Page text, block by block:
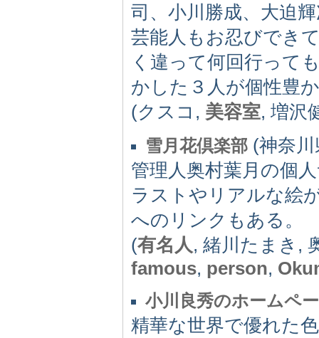
司、小川勝成、大迫
芸能人もお忍びでき
く違って何回行って
かした３人が個性豊
(クスコ, 美容室, 増沢
雪月花倶楽部 (神奈
管理人奥村葉月の個
ラストやリアルな絵
へのリンクもある。
(有名人, 緒川たまき,
famous, person,
小川良秀のホームペ
精華な世界で優れた